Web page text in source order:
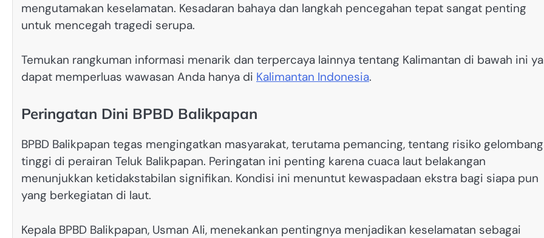
mengutamakan keselamatan. Kesadaran bahaya dan langkah pencegahan tepat sangat penting
untuk mencegah tragedi serupa.
Temukan rangkuman informasi menarik dan terpercaya lainnya tentang Kalimantan di bawah ini
dapat memperluas wawasan Anda hanya di Kalimantan Indonesia.
Peringatan Dini BPBD Balikpapan
BPBD Balikpapan tegas mengingatkan masyarakat, terutama pemancing, tentang risiko gelombang
tinggi di perairan Teluk Balikpapan. Peringatan ini penting karena cuaca laut belakangan
menunjukkan ketidakstabilan signifikan. Kondisi ini menuntut kewaspadaan ekstra bagi siapa pun
yang berkegiatan di laut.
Kepala BPBD Balikpapan, Usman Ali, menekankan pentingnya menjadikan keselamatan sebagai